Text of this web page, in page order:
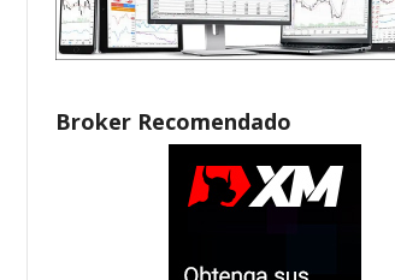
Broker Recomendado